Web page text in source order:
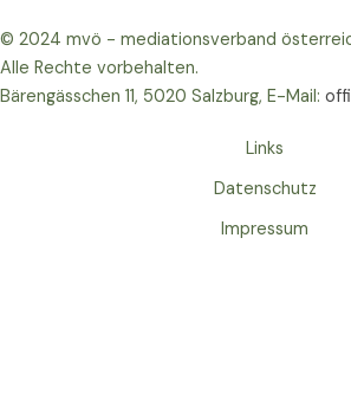
© 2024 mvö - mediationsverband
Alle Rechte vorbehalten.
Bärengässchen 11, 5020 Salzburg, E-Mail:
Links
Datenschutz
Impressum